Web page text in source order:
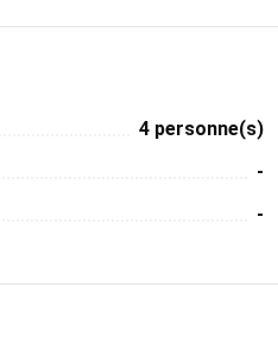
4 personne(s)
-
-